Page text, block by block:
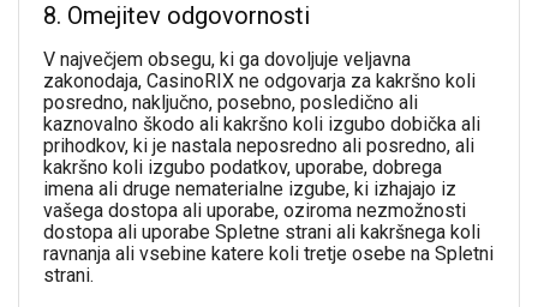
8. Omejitev odgovornosti
V največjem obsegu, ki ga dovoljuje veljavna
zakonodaja, CasinoRIX ne odgovarja za kakršno koli
posredno, naključno, posebno, posledično ali
kaznovalno škodo ali kakršno koli izgubo dobička ali
prihodkov, ki je nastala neposredno ali posredno, ali
kakršno koli izgubo podatkov, uporabe, dobrega
imena ali druge nematerialne izgube, ki izhajajo iz
vašega dostopa ali uporabe, oziroma nezmožnosti
dostopa ali uporabe Spletne strani ali kakršnega koli
ravnanja ali vsebine katere koli tretje osebe na Spletni
strani.